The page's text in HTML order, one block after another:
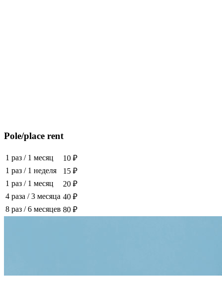
Pole/place rent
1 раз / 1 месяц
10 ₽
1 раз / 1 неделя
15 ₽
1 раз / 1 месяц
20 ₽
4 раза /3 месяца 40 ₽
8 раз /6 месяцев 80 ₽